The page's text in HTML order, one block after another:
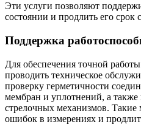
Эти услуги позволяют
состоянии и продлить его срок
Поддержка
Для обеспечения точной
проводить техническое
проверку герметичности
мембран и уплотнений, а
стрелочных механизмов. Такие
ошибок в измерениях и